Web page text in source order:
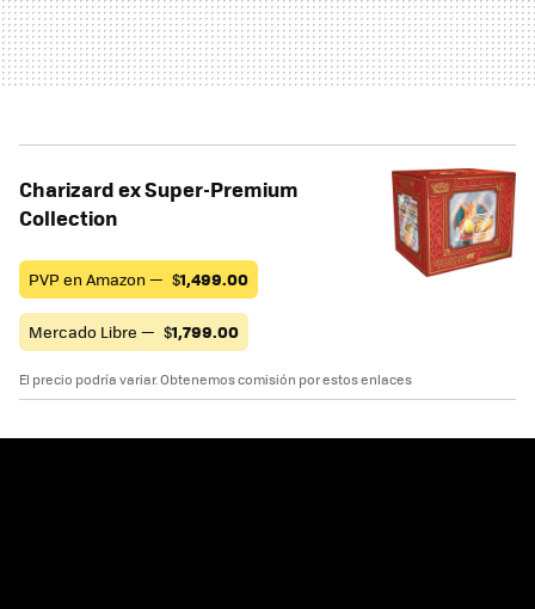
Charizard ex Super-Premium
Collection
PVP en Amazon — $1,499.00
Mercado Libre — $1,799.00
El precio podría variar. Obtenemos comisión por estos enlaces